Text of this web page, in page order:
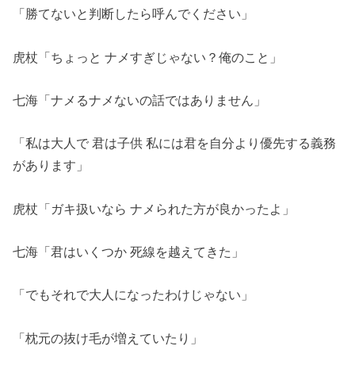
「勝てないと判断したら呼んでください」
虎杖「ちょっと ナメすぎじゃない？俺のこと」
七海「ナメるナメないの話ではありません」
「私は大人で 君は子供 私には君を自分より優先する義務
があります」
虎杖「ガキ扱いなら ナメられた方が良かったよ」
七海「君はいくつか 死線を越えてきた」
「でもそれで大人になったわけじゃない」
「枕元の抜け毛が増えていたり」